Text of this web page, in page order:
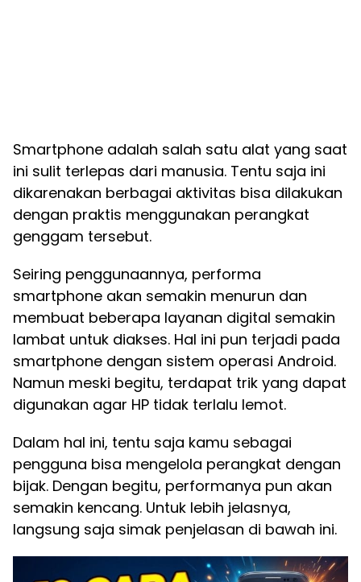
Smartphone adalah salah satu alat yang saat
ini sulit terlepas dari manusia. Tentu saja ini
dikarenakan berbagai aktivitas bisa dilakukan
dengan praktis menggunakan perangkat
genggam tersebut.
Seiring penggunaannya, performa
smartphone akan semakin menurun dan
membuat beberapa layanan digital semakin
lambat untuk diakses. Hal ini pun terjadi pada
smartphone dengan sistem operasi Android.
Namun meski begitu, terdapat trik yang dapat
digunakan agar HP tidak terlalu lemot.
Dalam hal ini, tentu saja kamu sebagai
pengguna bisa mengelola perangkat dengan
bijak. Dengan begitu, performanya pun akan
semakin kencang. Untuk lebih jelasnya,
langsung saja simak penjelasan di bawah ini.